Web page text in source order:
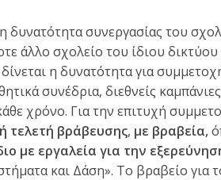
δυνατότητα συνεργασίας του
άλλο σχολείο του ίδιου δικτύου
η δυνατότητα για
συνέδρια, διεθνείς
χρόνο. Για την επιτυχή
τελετή βράβευσης, με βραβεία,
με εργαλεία για την
και Δάση». Το βραβείο για